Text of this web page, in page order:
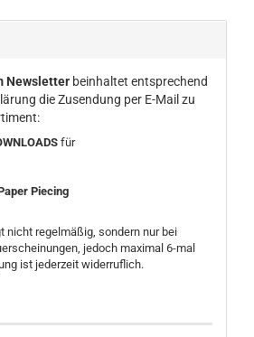
Newsletter beinhaltet entsprechend
die Zusendung per E-Mail zu
für
Piecing
nicht regelmäßig, sondern nur bei
jedoch maximal 6-mal
ist jederzeit widerruflich.